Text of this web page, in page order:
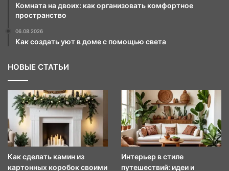
Комната на двоих: как организовать комфортное
пространство
06.08.2026
Как создать уют в доме с помощью света
НОВЫЕ СТАТЬИ
Как сделать камин из
картонных коробок своими
Интерьер в стиле
путешествий: идеи и